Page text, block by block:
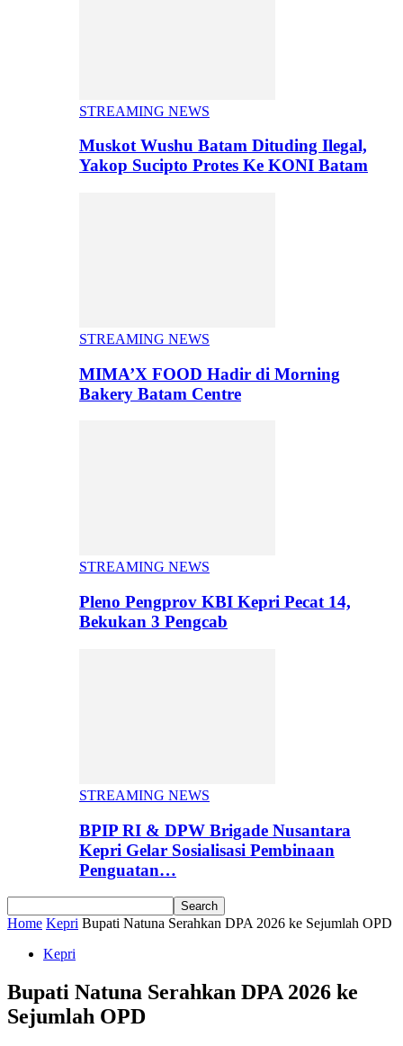
STREAMING NEWS
Muskot Wushu Batam Dituding Ilegal,
Yakop Sucipto Protes Ke KONI Batam
STREAMING NEWS
MIMA’X FOOD Hadir di Morning
Bakery Batam Centre
STREAMING NEWS
Pleno Pengprov KBI Kepri Pecat 14,
Bekukan 3 Pengcab
STREAMING NEWS
BPIP RI & DPW Brigade Nusantara
Kepri Gelar Sosialisasi Pembinaan
Penguatan…
Home Kepri Bupati Natuna Serahkan DPA 2026 ke Sejumlah OPD
Kepri
Bupati Natuna Serahkan DPA 2026 ke
Sejumlah OPD